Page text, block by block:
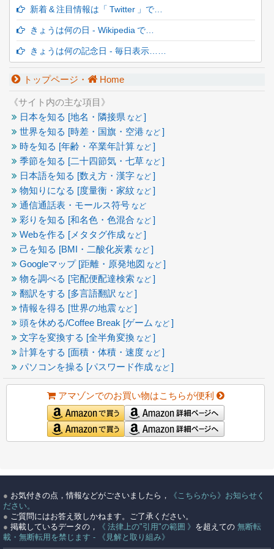
新着 & 注目情報は「 Twitter 」で…
きょうは何の日 - Wikipedia で…
きょうは何の記念日 - 毎日表示……
トップページ・ Home
《サイト内の主な項目》
日本を知る [地名・隣接県 など ]
世界を知る [時差・国旗・空港 など ]
時を知る [年齢・卒業年計算 など ]
季節を知る [二十四節気・七草 など ]
日本語を知る [数え方・漢字 など ]
物知りになる [度量衡・家紋 など ]
通信通話表・モールス符号 など
彩りを知る [和名色・色混合 など ]
Webを作る [メタタグ作成 など ]
己を知る [BMI・二酸化炭素 など ]
Googleマップ [距離・原発地図 など ]
物を調べる [宅配便配達検索 など ]
翻訳をする [多言語翻訳 など ]
情報を得る [世界の地震 など ]
頭を休める/Coffee Break [ゲーム など ]
文字を変換する [全半角変換 など ]
計算をする [面積・体積・速度 など ]
パソコンを操る [パスワード作成 など ]
アマゾンでのお買い物はこちらが便利
● お気付きの点，情報などがごさいましたら，
《こちらから》お知らせく
ださい。
● ご質問にはお答え致しかねます。ご了承ください。
● 掲載しているデータの， 《 法律上の"引用"の範囲 》 を超えての 無断転
載・無断転用を禁じます - 《見解と取り組み》